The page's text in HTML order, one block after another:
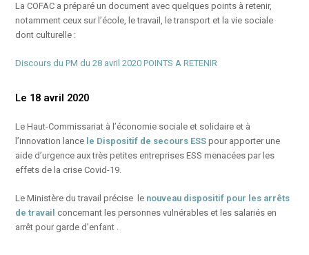
La COFAC a préparé un document avec quelques points à retenir,
notamment ceux sur l’école, le travail, le transport et la vie sociale
dont culturelle :
Discours du PM du 28 avril 2020 POINTS A RETENIR
Le 18 avril 2020
Le Haut-Commissariat à l’économie sociale et solidaire et à
l’innovation lance le Dispositif de secours ESS pour apporter une
aide d’urgence aux très petites entreprises ESS menacées par les
effets de la crise Covid-19.
Le Ministère du travail précise le nouveau dispositif pour les arrêts
de travail concernant les personnes vulnérables et les salariés en
arrêt pour garde d’enfant .